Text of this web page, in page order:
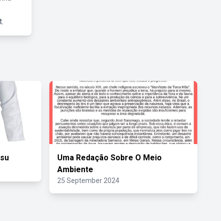
Uma Redação Sobre O Meio
Ambiente
25 September 2024